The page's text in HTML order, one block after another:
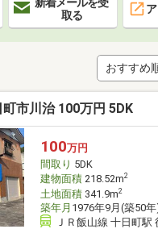
取る
市川治 100万円 5DK
100万円
間取り 5DK
建物面積218.52m2
土地面積341.9m2
築年月 1976年9月(築50年
ＪＲ飯山線 十日町駅